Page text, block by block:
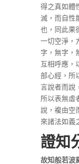
得之真如體
滅，而自性
也，同此果
一切空淨，
字，無字，
互相呼應，
部心經，所
言說者而說
所以表無虛
說，複由空
來諸法如義
證知
故知般若波